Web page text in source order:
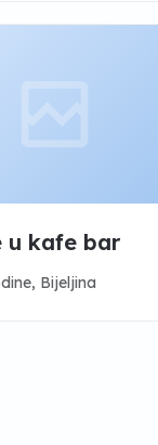
u kafe bar
Bijeljina